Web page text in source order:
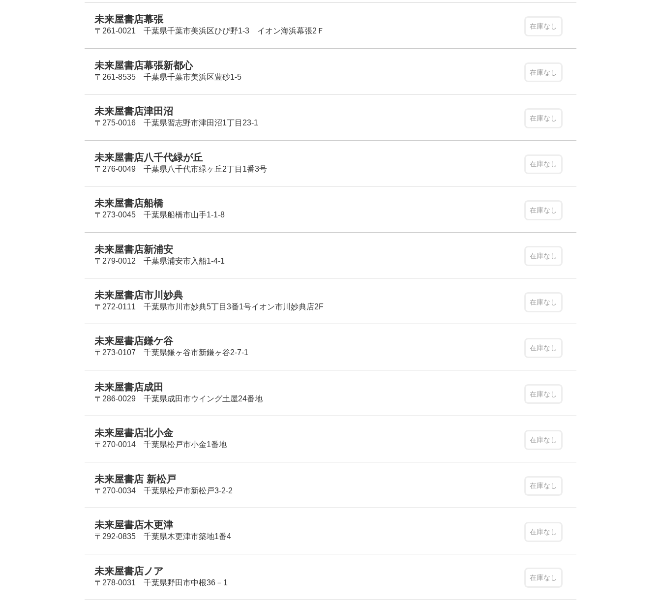
未来屋書店幕張
〒261-0021 千葉県千葉市美浜区ひび野1-3 イオン海浜幕張2Ｆ
在庫なし
未来屋書店幕張新都心
〒261-8535 千葉県千葉市美浜区豊砂1-5
在庫なし
未来屋書店津田沼
〒275-0016 千葉県習志野市津田沼1丁目23-1
在庫なし
未来屋書店八千代緑が丘
〒276-0049 千葉県八千代市緑ヶ丘2丁目1番3号
在庫なし
未来屋書店船橋
〒273-0045 千葉県船橋市山手1-1-8
在庫なし
未来屋書店新浦安
〒279-0012 千葉県浦安市入船1-4-1
在庫なし
未来屋書店市川妙典
〒272-0111 千葉県市川市妙典5丁目3番1号イオン市川妙典店2F
在庫なし
未来屋書店鎌ケ谷
〒273-0107 千葉県鎌ヶ谷市新鎌ヶ谷2-7-1
在庫なし
未来屋書店成田
〒286-0029 千葉県成田市ウイング土屋24番地
在庫なし
未来屋書店北小金
〒270-0014 千葉県松戸市小金1番地
在庫なし
未来屋書店 新松戸
〒270-0034 千葉県松戸市新松戸3-2-2
在庫なし
未来屋書店木更津
〒292-0835 千葉県木更津市築地1番4
在庫なし
未来屋書店ノア
〒278-0031 千葉県野田市中根36－1
在庫なし